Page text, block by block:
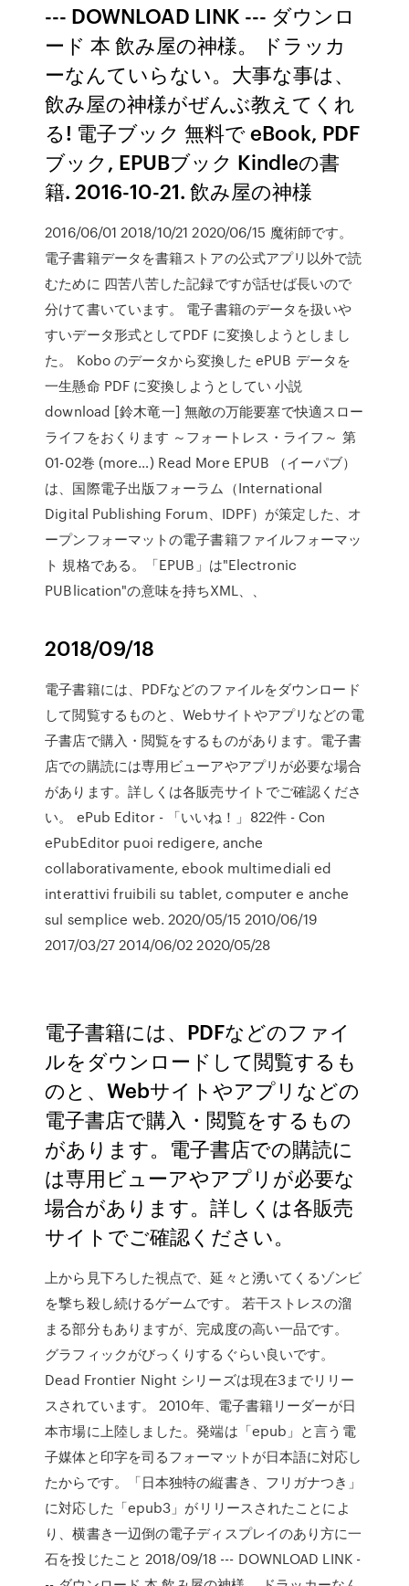
--- DOWNLOAD LINK --- ダウンロ
ード 本 飲み屋の神様。 ドラッカ
ーなんていらない。大事な事は、
飲み屋の神様がぜんぶ教えてくれ
る! 電子ブック 無料で eBook, PDF
ブック, EPUBブック Kindleの書
籍. 2016-10-21. 飲み屋の神様
2016/06/01 2018/10/21 2020/06/15 魔術師です。
電子書籍データを書籍ストアの公式アプリ以外で読
むために 四苦八苦した記録ですが話せば長いので
分けて書いています。 電子書籍のデータを扱いや
すいデータ形式としてPDF に変換しようとしまし
た。 Kobo のデータから変換した ePUB データを
一生懸命 PDF に変換しようとしてい 小説
download [鈴木竜一] 無敵の万能要塞で快適スロー
ライフをおくります ～フォートレス・ライフ～ 第
01-02巻 (more…) Read More EPUB （イーパブ）
は、国際電子出版フォーラム（International
Digital Publishing Forum、IDPF）が策定した、オ
ープンフォーマットの電子書籍ファイルフォーマッ
ト 規格である。「EPUB」は"Electronic
PUBlication"の意味を持ちXML、、
2018/09/18
電子書籍には、PDFなどのファイルをダウンロード
して閲覧するものと、Webサイトやアプリなどの電
子書店で購入・閲覧をするものがあります。電子書
店での購読には専用ビューアやアプリが必要な場合
があります。詳しくは各販売サイトでご確認くださ
い。 ePub Editor - 「いいね！」822件 - Con
ePubEditor puoi redigere, anche
collaborativamente, ebook multimediali ed
interattivi fruibili su tablet, computer e anche
sul semplice web. 2020/05/15 2010/06/19
2017/03/27 2014/06/02 2020/05/28
電子書籍には、PDFなどのファイ
ルをダウンロードして閲覧するも
のと、Webサイトやアプリなどの
電子書店で購入・閲覧をするもの
があります。電子書店での購読に
は専用ビューアやアプリが必要な
場合があります。詳しくは各販売
サイトでご確認ください。
上から見下ろした視点で、延々と湧いてくるゾンビ
を撃ち殺し続けるゲームです。 若干ストレスの溜
まる部分もありますが、完成度の高い一品です。
グラフィックがびっくりするぐらい良いです。
Dead Frontier Night シリーズは現在3までリリー
スされています。 2010年、電子書籍リーダーが日
本市場に上陸しました。発端は「epub」と言う電
子媒体と印字を司るフォーマットが日本語に対応し
たからです。「日本独特の縦書き、フリガナつき」
に対応した「epub3」がリリースされたことによ
り、横書き一辺倒の電子ディスプレイのあり方に一
石を投じたこと 2018/09/18 --- DOWNLOAD LINK -